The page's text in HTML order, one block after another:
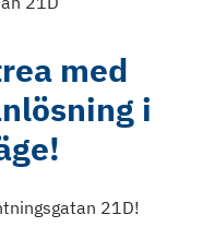
med
i
21D!